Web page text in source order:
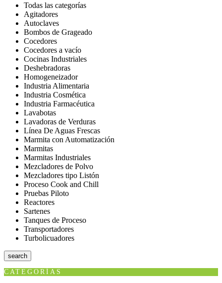
Todas las categorías
Agitadores
Autoclaves
Bombos de Grageado
Cocedores
Cocedores a vacío
Cocinas Industriales
Deshebradoras
Homogeneizador
Industria Alimentaria
Industria Cosmética
Industria Farmacéutica
Lavabotas
Lavadoras de Verduras
Línea De Aguas Frescas
Marmita con Automatización
Marmitas
Marmitas Industriales
Mezcladores de Polvo
Mezcladores tipo Listón
Proceso Cook and Chill
Pruebas Piloto
Reactores
Sartenes
Tanques de Proceso
Transportadores
Turbolicuadores
search
CATEGORÍAS